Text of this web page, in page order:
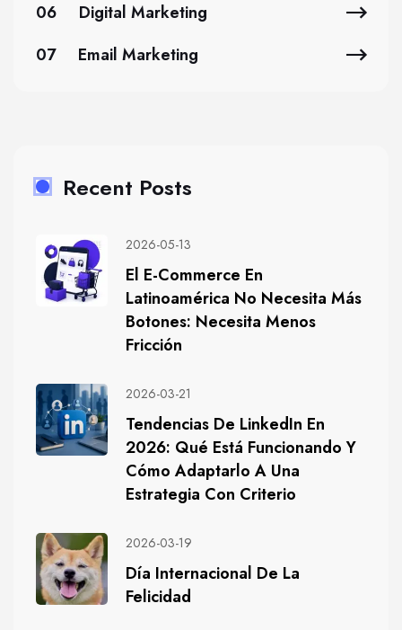
06
Digital Marketing
07
Email Marketing
Recent Posts
2026-05-13
El E-Commerce En
Latinoamérica No Necesita Más
Botones: Necesita Menos
Fricción
2026-03-21
Tendencias De LinkedIn En
2026: Qué Está Funcionando Y
Cómo Adaptarlo A Una
Estrategia Con Criterio
2026-03-19
Día Internacional De La
Felicidad